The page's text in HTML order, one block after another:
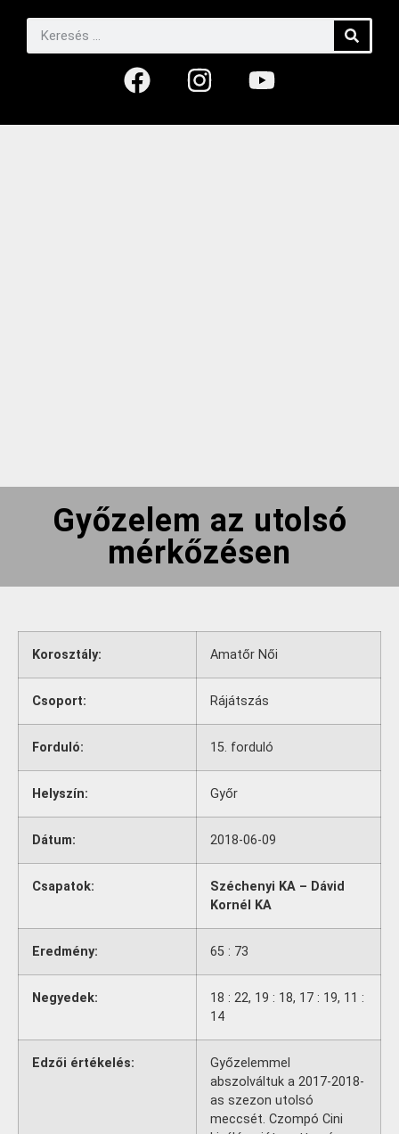
Győzelem az utolsó
mérkőzésen
Korosztály: Amatőr Női
Csoport: Rájátszás
Forduló: 15. forduló
Helyszín: Győr
Dátum: 2018-06-09
Csapatok:
Széchenyi KA – Dávid
Kornél KA
Eredmény: 65 : 73
Negyedek:
18 : 22, 19 : 18, 17 : 19, 11 :
14
Edzői értékelés:
Győzelemmel
abszolváltuk a 2017-2018-
as szezon utolsó
meccsét. Czompó Cini